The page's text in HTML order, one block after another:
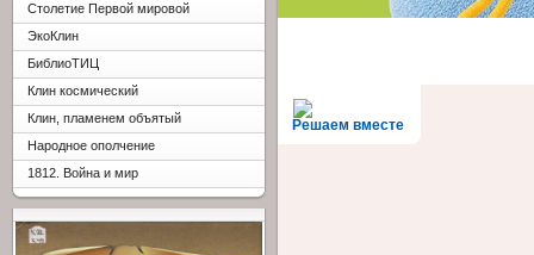
Решаем вместе
Столетие Первой мировой
ЭкоКлин
БиблиоТИЦ
Клин космический
Клин, пламенем объятый
Народное ополчение
1812. Война и мир